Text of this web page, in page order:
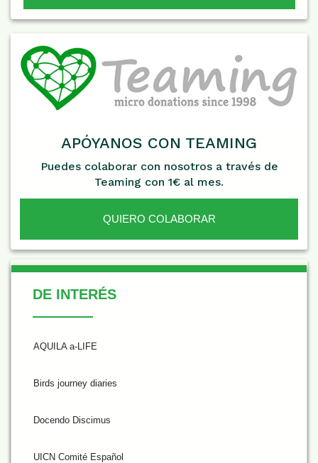
APÓYANOS CON TEAMING
Puedes colaborar con nosotros a través de
Teaming con 1€ al mes.
QUIERO COLABORAR
De Interés
DE INTERÉS
AQUILA a-LIFE
Birds journey diaries
Docendo Discimus
UICN Comité Español